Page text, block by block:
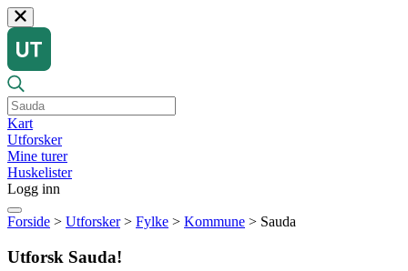
Kart
Utforsker
Mine turer
Huskelister
Logg inn
Forside > Utforsker > Fylke > Kommune > Sauda
Utforsk Sauda!